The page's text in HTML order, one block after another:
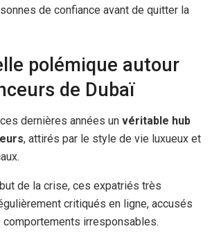
de confiance avant de quitter la
polémique autour
de Dubaï
dernières années un véritable hub
, attirés par le style de vie luxueux et
de la crise, ces expatriés très
critiqués en ligne, accusés
comportements irresponsables.